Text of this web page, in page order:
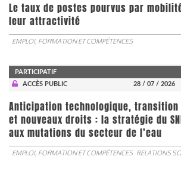
Le taux de postes pourvus par
leur attractivité
EMPLOI, FORMATION ET COMPÉTENCES
PARTICIPATIF
ACCÈS PUBLIC
28 / 07 / 2026
Anticipation technologique,
et nouveaux droits : la stratégie du
aux mutations du secteur de l’eau
EMPLOI, FORMATION ET COMPÉTENCES RELATIONS